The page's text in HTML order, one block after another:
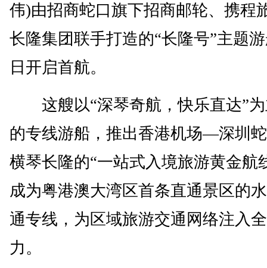
伟)由招商蛇口旗下招商邮轮、携程
长隆集团联手打造的“长隆号”主题
日开启首航。
这艘以“深琴奇航，快乐直达”为
的专线游船，推出香港机场—深圳
横琴长隆的“一站式入境旅游黄金航
成为粤港澳大湾区首条直通景区的
通专线，为区域旅游交通网络注入
力。